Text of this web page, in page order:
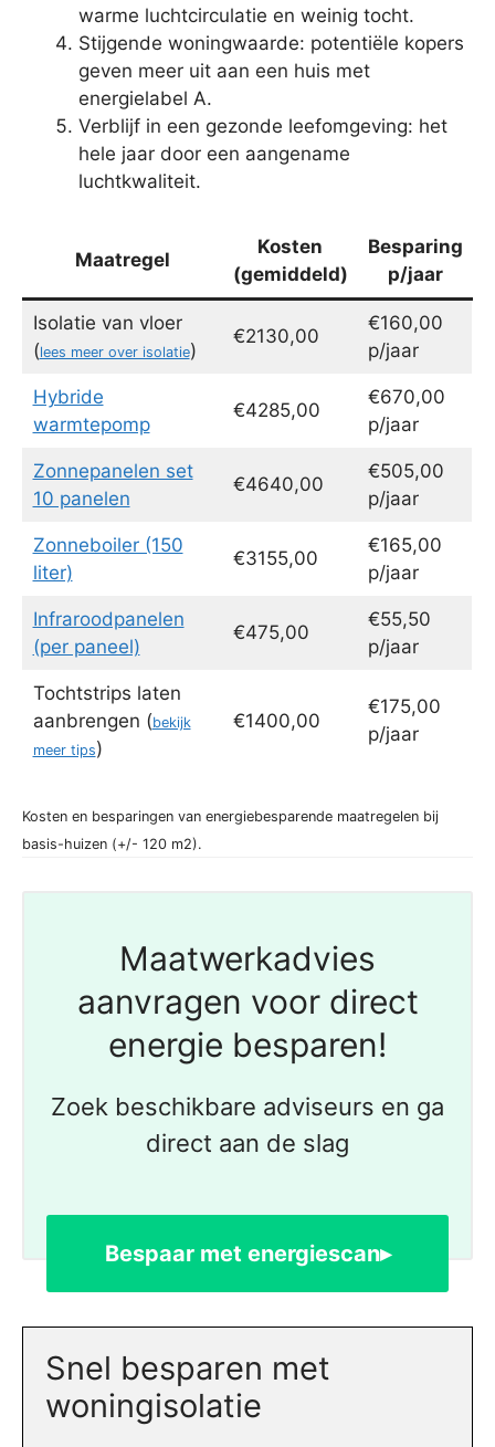
warme luchtcirculatie en weinig tocht.
Stijgende woningwaarde: potentiële kopers
geven meer uit aan een huis met
energielabel A.
Verblijf in een gezonde leefomgeving: het
hele jaar door een aangename
luchtkwaliteit.
Maatregel
Kosten
(gemiddeld)
Besparing
p/jaar
Isolatie van vloer
(lees meer over isolatie)
€2130,00
€160,00
p/jaar
Hybride
warmtepomp
€4285,00
€670,00
p/jaar
Zonnepanelen set
10 panelen
€4640,00
€505,00
p/jaar
Zonneboiler (150
liter)
€3155,00
€165,00
p/jaar
Infraroodpanelen
(per paneel)
€475,00
€55,50
p/jaar
Tochtstrips laten
aanbrengen (bekijk
meer tips)
€1400,00
€175,00
p/jaar
Kosten en besparingen van energiebesparende maatregelen bij
basis-huizen (+/- 120 m2).
Maatwerkadvies
aanvragen voor direct
energie besparen!
Zoek beschikbare adviseurs en ga
direct aan de slag
Bespaar met energiescan▸
Snel besparen met
woningisolatie